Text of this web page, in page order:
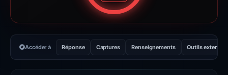
Accéder à Réponse Captures Renseignements Outils externes